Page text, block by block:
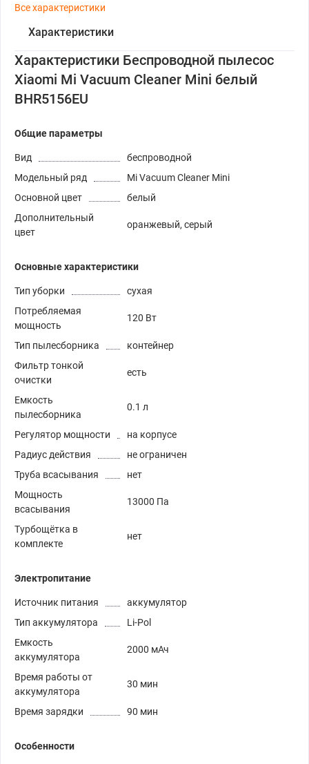
Все характеристики
Характеристики
Характеристики Беспроводной пылесос
Xiaomi Mi Vacuum Cleaner Mini белый
BHR5156EU
Общие параметры
Вид
беспроводной
Модельный ряд
Mi Vacuum Cleaner Mini
Основной цвет
белый
Дополнительный
цвет
оранжевый, серый
Основные характеристики
Тип уборки
сухая
Потребляемая
мощность
120 Вт
Тип пылесборника
контейнер
Фильтр тонкой
очистки
есть
Емкость
пылесборника
0.1 л
Регулятор мощности
на корпусе
Радиус действия
не ограничен
Труба всасывания
нет
Мощность
всасывания
13000 Па
Турбощётка в
комплекте
нет
Электропитание
Источник питания
аккумулятор
Тип аккумулятора
Li-Pol
Емкость
аккумулятора
2000 мАч
Время работы от
аккумулятора
30 мин
Время зарядки 90 мин
Особенности